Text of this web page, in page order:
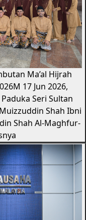
Ma’al Hijrah
17 Jun 2026,
Seri Sultan
Shah Ibni
Shah Al-Maghfur-